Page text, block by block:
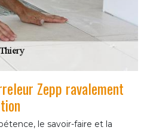
Zepp ravalement
le savoir-faire et la